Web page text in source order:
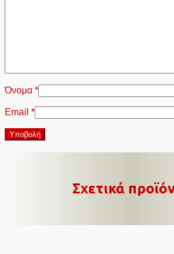
Όνομα *
Email *
Σχετικά